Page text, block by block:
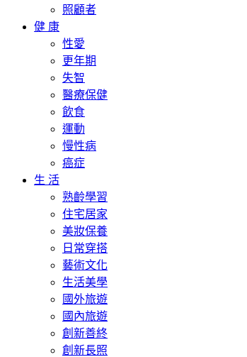
照顧者
健 康
性愛
更年期
失智
醫療保健
飲食
運動
慢性病
癌症
生 活
熟齡學習
住宅居家
美妝保養
日常穿搭
藝術文化
生活美學
國外旅遊
國內旅遊
創新善終
創新長照